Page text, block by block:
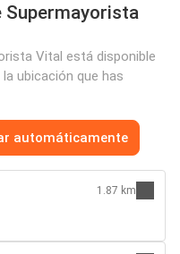
Supermayorista
Vital está disponible
ubicación que has
automáticamente
1.87 km